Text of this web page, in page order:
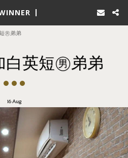
㊚弟弟
白英短㊚弟弟
16 Aug